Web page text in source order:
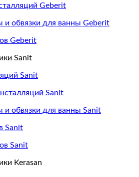
Geberit
обвязки для ванны Geberit
Geberit
Sanit
Sanit
Sanit
обвязки для ванны Sanit
Sanit
Sanit
Kerasan